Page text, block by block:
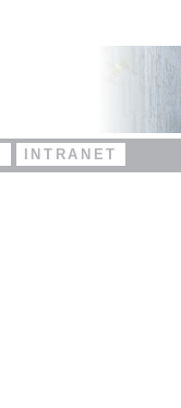
INTRANET